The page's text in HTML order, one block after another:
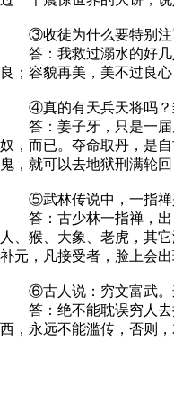
③收徒为什么要特别注重
答：我救过溺水的好几
良；容貌再美，美不过良
④真的有天兵天将吗？
答：姜子牙，只是一届
奴，而已。夺命取丹，是
鬼，就可以去地狱刑满轮
⑤武林传说中，一指禅
答：古少林一指禅，出
人、猴、大象、老虎，其
补元，凡接受者，脸上会
⑥古人说：穷文富武。
答：绝不能耽误穷人去
西，永远不能滥传，否则